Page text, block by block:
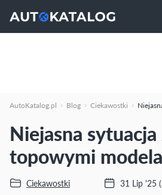
AutoKatalog.pl Blog Ciekawostki
Niejasna sytuacja
topowymi
Ciekawostki
31 Lip '25